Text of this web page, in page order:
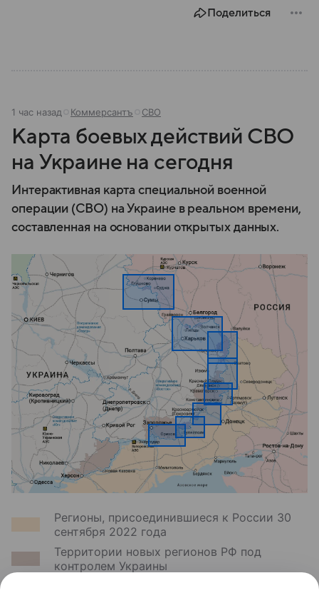
чем он известен и какую роль играет в российско-
Поделиться
1 час назад Коммерсантъ СВО
Карта боевых действий СВО
на Украине на сегодня
Интерактивная карта специальной военной
операции (СВО) на Украине в реальном времени,
составленная на основании открытых данных.
Регионы, присоединившиеся к России 30
сентября 2022 года
Территории новых регионов РФ под
контролем Украины